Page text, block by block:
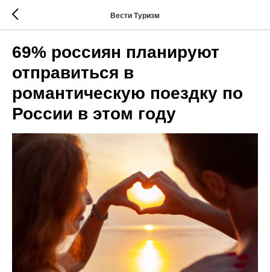
Вести Туризм
69% россиян планируют
отправиться в
романтическую поездку по
России в этом году